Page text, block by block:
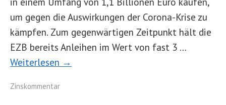
um gegen die Auswirkungen der Corona-Krise zu
kämpfen. Zum gegenwärtigen Zeitpunkt hält die
EZB bereits Anleihen im Wert von fast 3 …
Weiterlesen →
Zinskommentar